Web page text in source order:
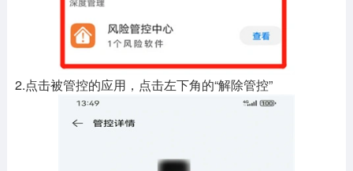
2.点击被管控的应用，点击左下角的“解除管控”